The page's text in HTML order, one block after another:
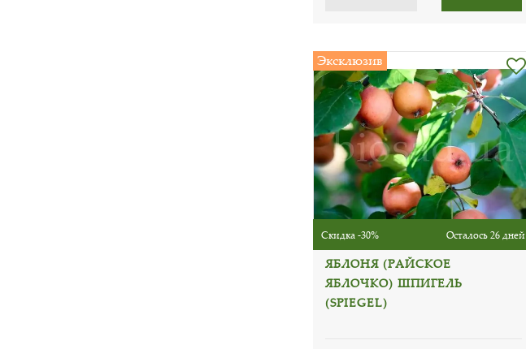
Эксклюзив
Скидка -30% Осталось 26 дней
ЯБЛОНЯ (РАЙСКОЕ
ЯБЛОЧКО) ШПИГЕЛЬ
(SPIEGEL)